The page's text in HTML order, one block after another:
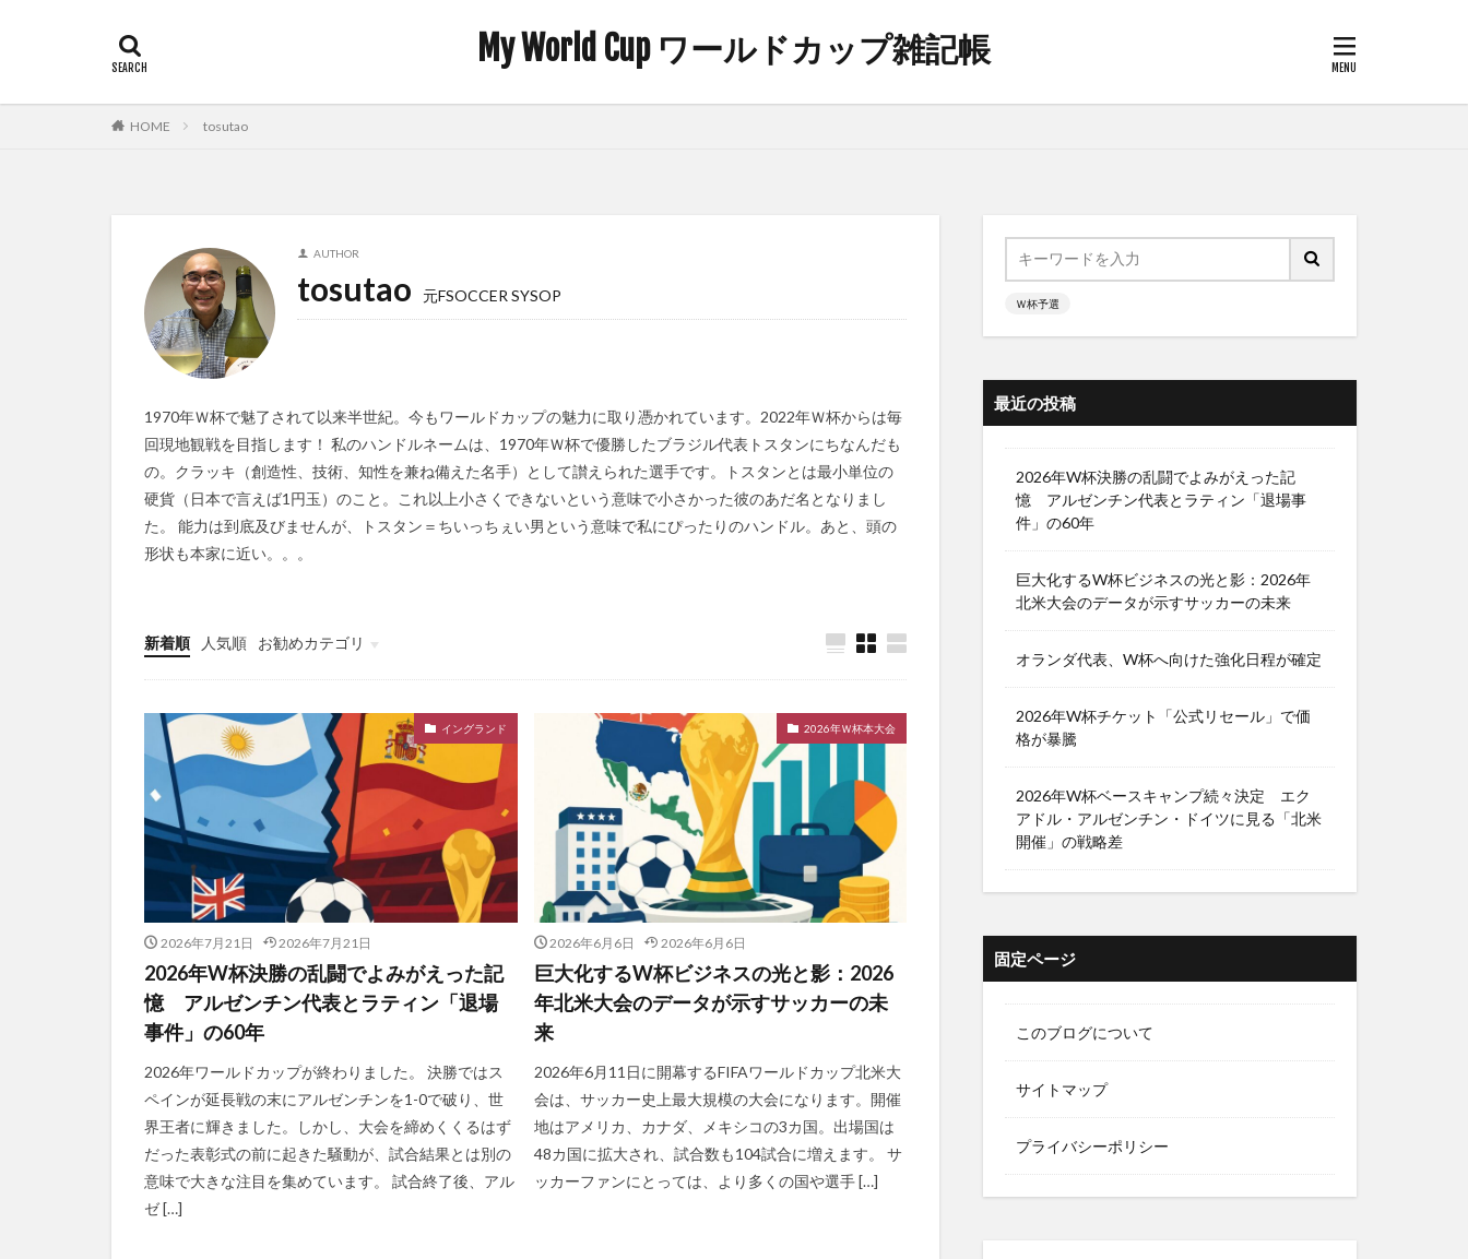
My World Cup ワールドカップ雑記帳
HOME tosutao
AUTHOR
tosutao 元FSOCCER SYSOP
1970年Ｗ杯で魅了されて以来半世紀。今もワールドカップの魅力に取り憑かれています。2022年Ｗ杯からは毎
回現地観戦を目指します！ 私のハンドルネームは、1970年Ｗ杯で優勝したブラジル代表トスタンにちなんだも
の。クラッキ（創造性、技術、知性を兼ね備えた名手）として讃えられた選手です。トスタンとは最小単位の
硬貨（日本で言えば1円玉）のこと。これ以上小さくできないという意味で小さかった彼のあだ名となりまし
た。 能力は到底及びませんが、トスタン＝ちいっちぇい男という意味で私にぴったりのハンドル。あと、頭の
形状も本家に近い。。。
新着順 人気順
お勧めカテゴリ
未分類
イングランド
2026年7月21日 2026年7月21日
2026年W杯決勝の乱闘でよみがえった記
憶 アルゼンチン代表とラティン「退場
事件」の60年
2026年ワールドカップが終わりました。 決勝ではス
ペインが延長戦の末にアルゼンチンを1-0で破り、世
界王者に輝きました。しかし、大会を締めくくるはず
だった表彰式の前に起きた騒動が、試合結果とは別の
意味で大きな注目を集めています。 試合終了後、アル
ゼ […]
2026年Ｗ杯本大会
2026年6月6日 2026年6月6日
巨大化するW杯ビジネスの光と影：2026
年北米大会のデータが示すサッカーの未
来
2026年6月11日に開幕するFIFAワールドカップ北米大
会は、サッカー史上最大規模の大会になります。開催
地はアメリカ、カナダ、メキシコの3カ国。出場国は
48カ国に拡大され、試合数も104試合に増えます。 サ
ッカーファンにとっては、より多くの国や選手 […]
Ｗ杯予選
最近の投稿
2026年W杯決勝の乱闘でよみがえった記
憶 アルゼンチン代表とラティン「退場事
件」の60年
巨大化するW杯ビジネスの光と影：2026年
北米大会のデータが示すサッカーの未来
オランダ代表、W杯へ向けた強化日程が確定
2026年W杯チケット「公式リセール」で価
格が暴騰
2026年W杯ベースキャンプ続々決定 エク
アドル・アルゼンチン・ドイツに見る「北米
開催」の戦略差
固定ページ
このブログについて
サイトマップ
プライバシーポリシー